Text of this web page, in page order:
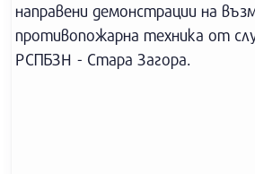
направени демонстрации на
противопожарна техника от
РСПБЗН - Стара Загора.